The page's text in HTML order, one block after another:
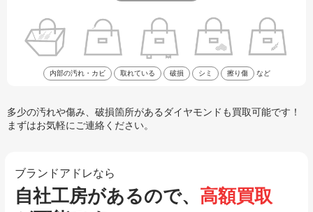
内部の汚れ・カビ 取れている 破損 シミ 擦り傷 など
多少の汚れや傷み、破損箇所があるダイヤモンドも買取可能です！
まずはお気軽にご連絡ください。
ブランドアドレなら
自社工房があるので、 高額買取